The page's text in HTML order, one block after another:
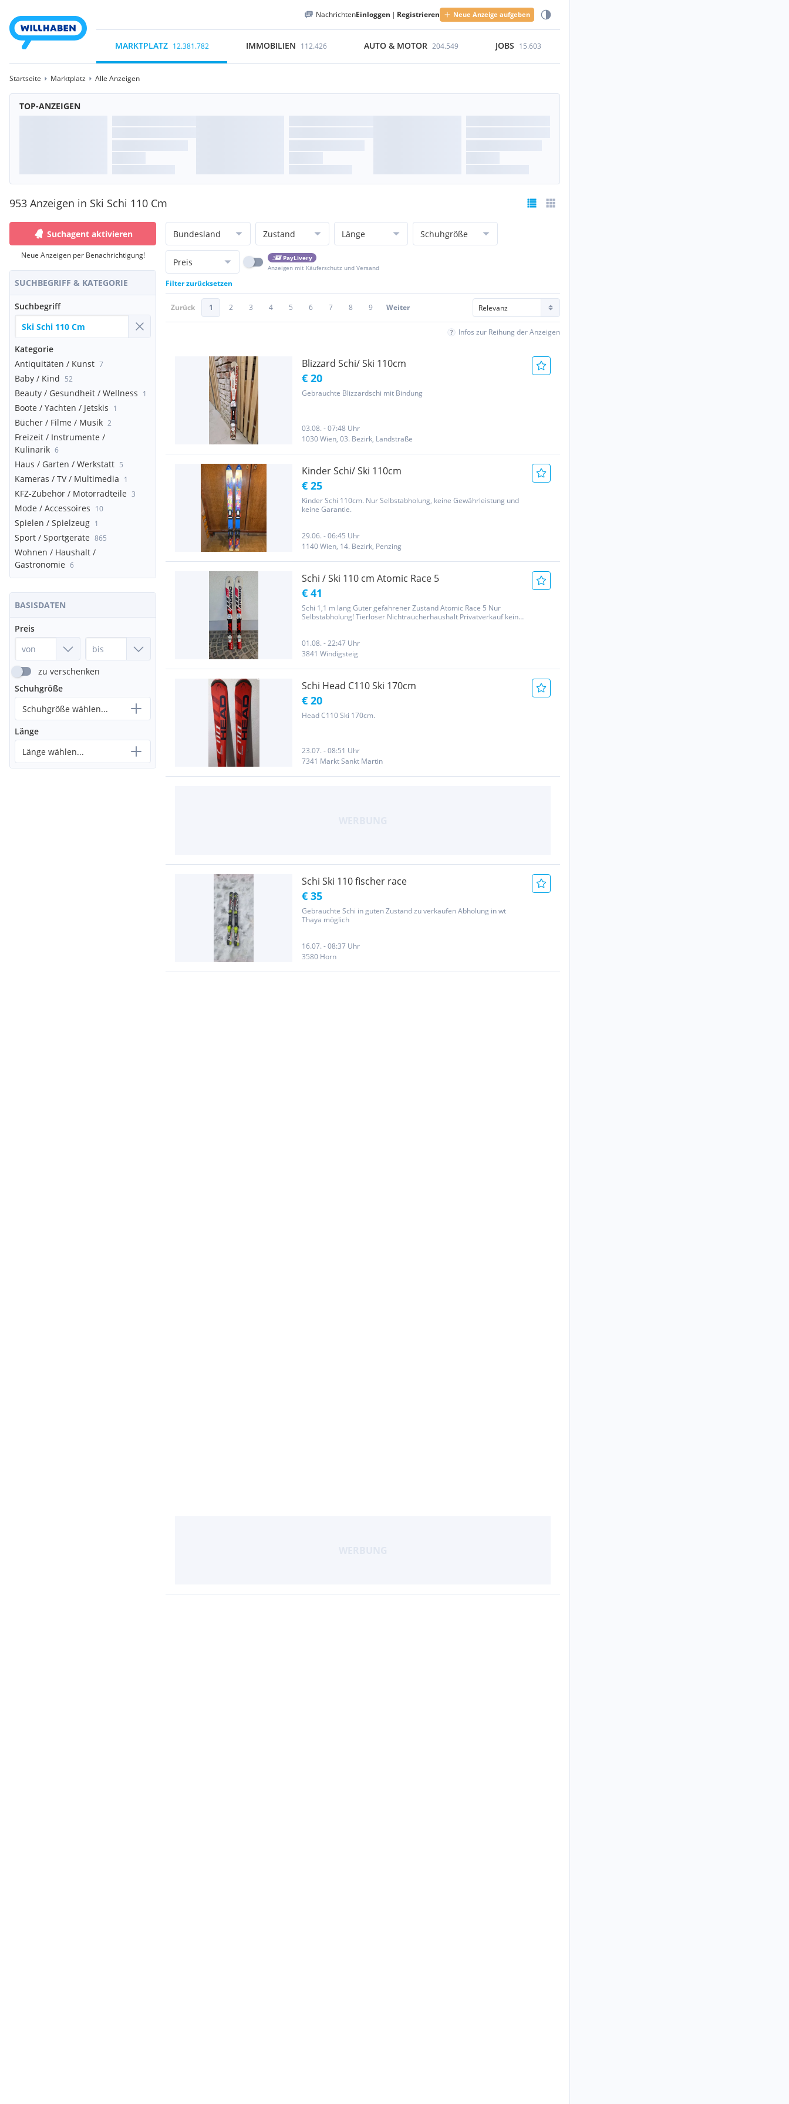
NachrichtenEinloggen | Registrieren Neue Anzeige aufgeben
MARKTPLATZ 12.381.782 IMMOBILIEN 112.426 AUTO & MOTOR 204.549 JOBS 15.603
Startseite Marktplatz Alle Anzeigen
TOP-ANZEIGEN
953 Anzeigen in Ski Schi 110 Cm
Suchagent aktivieren
Neue Anzeigen per Benachrichtigung!
SUCHBEGRIFF & KATEGORIE
Suchbegriff
Kategorie
Antiquitäten / Kunst 7
Baby / Kind 52
Beauty / Gesundheit / Wellness 1
Boote / Yachten / Jetskis 1
Bücher / Filme / Musik 2
Freizeit / Instrumente /
Kulinarik 6
Haus / Garten / Werkstatt 5
Kameras / TV / Multimedia 1
KFZ-Zubehör / Motorradteile 3
Mode / Accessoires 10
Spielen / Spielzeug 1
Sport / Sportgeräte 865
Wohnen / Haushalt /
Gastronomie 6
BASISDATEN
Preis
zu verschenken
Schuhgröße
Schuhgröße wählen...
Länge
Länge wählen...
Bundesland Zustand Länge Schuhgröße
Preis
PayLivery
Anzeigen mit Käuferschutz und Versand
Filter zurücksetzen
Zurück 1 2 3 4 5 6 7 8 9 Weiter
Infos zur Reihung der Anzeigen
Blizzard Schi/ Ski 110cm
€ 20
Gebrauchte Blizzardschi mit Bindung
03.08. - 07:48 Uhr
1030 Wien, 03. Bezirk, Landstraße
Kinder Schi/ Ski 110cm
€ 25
Kinder Schi 110cm. Nur Selbstabholung, keine Gewährleistung und
keine Garantie.
29.06. - 06:45 Uhr
1140 Wien, 14. Bezirk, Penzing
Schi / Ski 110 cm Atomic Race 5
€ 41
Schi 1,1 m lang Guter gefahrener Zustand Atomic Race 5 Nur
Selbstabholung! Tierloser Nichtraucherhaushalt Privatverkauf keine
01.08. - 22:47 Uhr
3841 Windigsteig
Schi Head C110 Ski 170cm
€ 20
Head C110 Ski 170cm.
23.07. - 08:51 Uhr
7341 Markt Sankt Martin
Schi Ski 110 fischer race
€ 35
Gebrauchte Schi in guten Zustand zu verkaufen Abholung in wt
Thaya möglich
16.07. - 08:37 Uhr
3580 Horn